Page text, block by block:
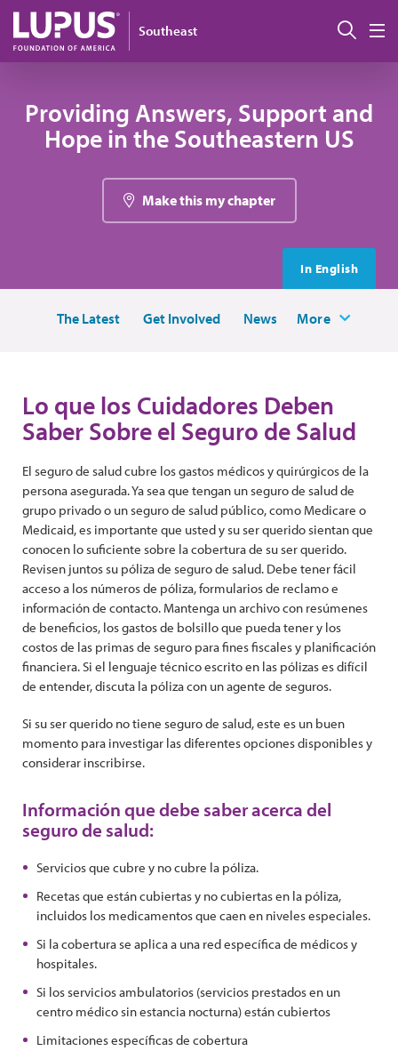
Pasar al contenido principal
Southeast
Providing Answers, Support and
Hope in the Southeastern US
Make this my chapter
In English
The Latest Get Involved News More
Lo que los Cuidadores Deben
Saber Sobre el Seguro de Salud
El seguro de salud cubre los gastos médicos y quirúrgicos de la
persona asegurada. Ya sea que tengan un seguro de salud de
grupo privado o un seguro de salud público, como Medicare o
Medicaid, es importante que usted y su ser querido sientan que
conocen lo suficiente sobre la cobertura de su ser querido.
Revisen juntos su póliza de seguro de salud. Debe tener fácil
acceso a los números de póliza, formularios de reclamo e
información de contacto. Mantenga un archivo con resúmenes
de beneficios, los gastos de bolsillo que pueda tener y los
costos de las primas de seguro para fines fiscales y planificación
financiera. Si el lenguaje técnico escrito en las pólizas es difícil
de entender, discuta la póliza con un agente de seguros.
Si su ser querido no tiene seguro de salud, este es un buen
momento para investigar las diferentes opciones disponibles y
considerar inscribirse.
Información que debe saber acerca del
seguro de salud:
Servicios que cubre y no cubre la póliza.
Recetas que están cubiertas y no cubiertas en la póliza,
incluidos los medicamentos que caen en niveles especiales.
Si la cobertura se aplica a una red específica de médicos y
hospitales.
Si los servicios ambulatorios (servicios prestados en un
centro médico sin estancia nocturna) están cubiertos
Limitaciones específicas de cobertura